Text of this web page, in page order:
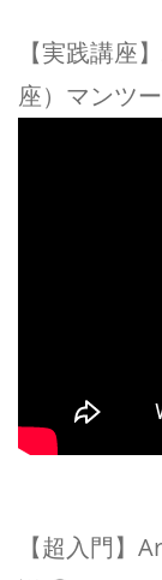
【実践講座
座）マンツ
【超入門】